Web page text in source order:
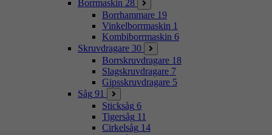
Borrmaskin 28
Borrhammare 19
Vinkelborrmaskin 1
Kombiborrmaskin 6
Skruvdragare 30
Borrskruvdragare 18
Slagskruvdragare 7
Gipsskruvdragare 5
Såg 91
Sticksåg 6
Tigersåg 11
Cirkelsåg 14